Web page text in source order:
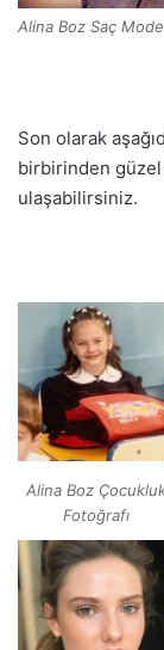
Alina Boz Saç
Son olarak
birbirinden
ulaşabilirsiniz.
Alina Boz
Fotoğrafı